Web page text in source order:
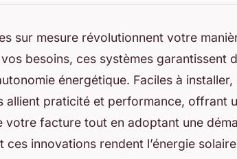
sur mesure révolutionnent votre
vos besoins, ces systèmes garantissent
énergétique. Faciles à
allient praticité et performance, offrant
votre facture tout en adoptant une
ces innovations rendent l’énergie